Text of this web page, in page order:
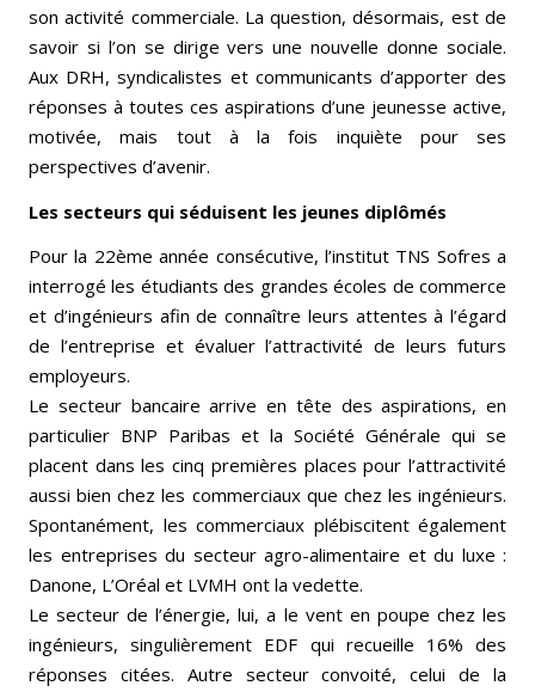
son activité commerciale. La question, désormais, est de
savoir si l’on se dirige vers une nouvelle donne sociale.
Aux DRH, syndicalistes et communicants d’apporter des
réponses à toutes ces aspirations d’une jeunesse active,
motivée, mais tout à la fois inquiète pour ses
perspectives d’avenir.
Les secteurs qui séduisent les jeunes diplômés
Pour la 22ème année consécutive, l’institut TNS Sofres a
interrogé les étudiants des grandes écoles de commerce
et d’ingénieurs afin de connaître leurs attentes à l’égard
de l’entreprise et évaluer l’attractivité de leurs futurs
employeurs.
Le secteur bancaire arrive en tête des aspirations, en
particulier BNP Paribas et la Société Générale qui se
placent dans les cinq premières places pour l’attractivité
aussi bien chez les commerciaux que chez les ingénieurs.
Spontanément, les commerciaux plébiscitent également
les entreprises du secteur agro-alimentaire et du luxe :
Danone, L’Oréal et LVMH ont la vedette.
Le secteur de l’énergie, lui, a le vent en poupe chez les
ingénieurs, singulièrement EDF qui recueille 16% des
réponses citées. Autre secteur convoité, celui de la